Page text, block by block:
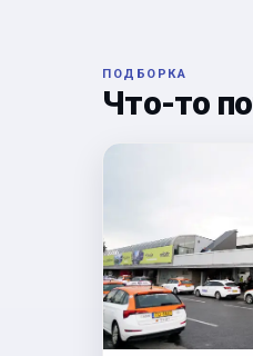
ПОДБОРКА
Что-то